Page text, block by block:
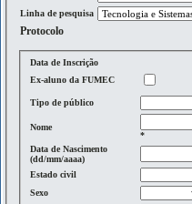
Linha de pesquisa
Protocolo
Data de Inscrição
Ex-aluno da FUMEC
Tipo de público
Nome
*
Data de Nascimento
(dd/mm/aaaa)
Estado civil
Sexo